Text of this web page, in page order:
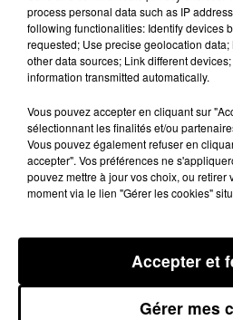
100%
23 avril 2024 - 1 min 14 sec
L'AGENDA DU LOT DU
process personal data such as IP
following functionalities: Identify devices
requested; Use precise geolocation
other data sources; Link different
information transmitted automatically.
Vous pouvez accepter en cliquant sur
sélectionnant les finalités et/ou
Vous pouvez également refuser en
accepter". Vos préférences ne
pouvez mettre à jour vos choix, ou retirer
moment via le lien "Gérer les cookies"
Gérer mes
Accepter et